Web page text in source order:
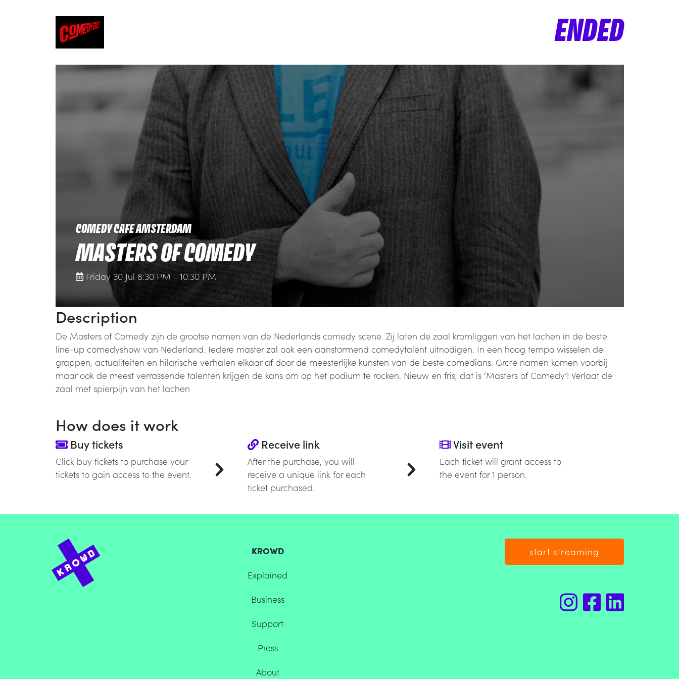
ENDED
COMEDY CAFE AMSTERDAM
MASTERS OF COMEDY
Friday 30 Jul 8:30 PM - 10:30 PM
Description
De Masters of Comedy zijn de grootse namen van de Nederlands comedy scene. Zij laten de zaal kromliggen van het lachen in de beste
line-up comedyshow van Nederland. Iedere master zal ook een aanstormend comedytalent uitnodigen. In een hoog tempo wisselen de
grappen, actualiteiten en hilarische verhalen elkaar af door de meesterlijke kunsten van de beste comedians. Grote namen komen voorbij
maar ook de meest verrassende talenten krijgen de kans om op het podium te rocken. Nieuw en fris, dat is ‘Masters of Comedy’! Verlaat de
zaal met spierpijn van het lachen
How does it work
Buy tickets
Click buy tickets to purchase your
tickets to gain access to the event.
Receive link
After the purchase, you will
receive a unique link for each
ticket purchased.
Visit event
Each ticket will grant access to
the event for 1 person.
KROWD
Explained
Business
Support
Press
About
start streaming